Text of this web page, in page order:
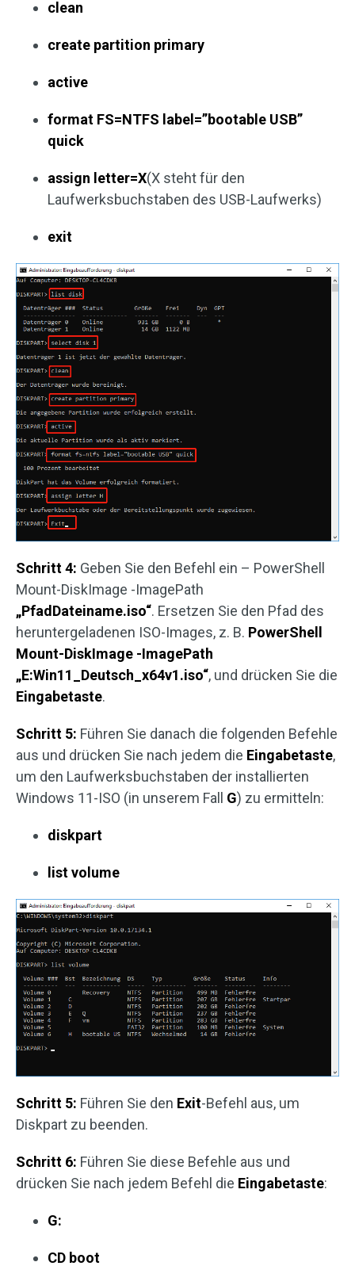
clean
create partition primary
active
format FS=NTFS label=”bootable USB”
quick
assign letter=X(X steht für den
Laufwerksbuchstaben des USB-Laufwerks)
exit
Schritt 4: Geben Sie den Befehl ein – PowerShell
Mount-DiskImage -ImagePath
„PfadDateiname.iso“. Ersetzen Sie den Pfad des
heruntergeladenen ISO-Images, z. B. PowerShell
Mount-DiskImage -ImagePath
„E:Win11_Deutsch_x64v1.iso“, und drücken Sie die
Eingabetaste.
Schritt 5: Führen Sie danach die folgenden Befehle
aus und drücken Sie nach jedem die Eingabetaste,
um den Laufwerksbuchstaben der installierten
Windows 11-ISO (in unserem Fall G) zu ermitteln:
diskpart
list volume
Schritt 5: Führen Sie den Exit-Befehl aus, um
Diskpart zu beenden.
Schritt 6: Führen Sie diese Befehle aus und
drücken Sie nach jedem Befehl die Eingabetaste:
G:
CD boot